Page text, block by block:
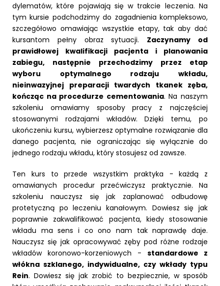
dylematów, które pojawiają się w trakcie leczenia. Na
tym kursie podchodzimy do zagadnienia kompleksowo,
szczegółowo omawiając wszystkie etapy, tak aby dać
kursantom pełny obraz sytuacji. Zaczynamy od
prawidłowej kwalifikacji pacjenta i planowania
zabiegu, następnie przechodzimy przez etap
wyboru optymalnego rodzaju wkładu,
nieinwazyjnej preparacji twardych tkanek zęba,
kończąc na procedurze cementowania. Na naszym
szkoleniu omawiamy sposoby pracy z najczęściej
stosowanymi rodzajami wkładów. Dzięki temu, po
ukończeniu kursu, wybierzesz optymalne rozwiązanie dla
danego pacjenta, nie ograniczając się wyłącznie do
jednego rodzaju wkładu, który stosujesz od zawsze.
Ten kurs to przede wszystkim praktyka - każdą z
omawianych procedur przećwiczysz praktycznie. Na
szkoleniu nauczysz się jak zaplanować odbudowę
protetyczną po leczeniu kanałowym. Dowiesz się jak
poprawnie zakwalifikować pacjenta, kiedy stosowanie
wkładu ma sens i co ono nam tak naprawdę daje.
Nauczysz się jak opracowywać zęby pod różne rodzaje
wkładów koronowo-korzeniowych - standardowe z
włókna szklanego, indywidualne, czy wkłady typu
Rein. Dowiesz się jak zrobić to bezpiecznie, w sposób